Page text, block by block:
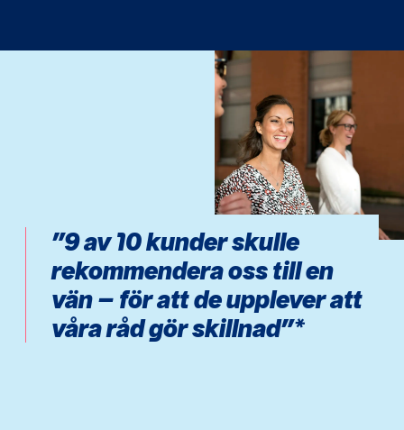
”9 av 10 kunder skulle
rekommendera oss till en
vän – för att de upplever att
våra råd gör skillnad”*